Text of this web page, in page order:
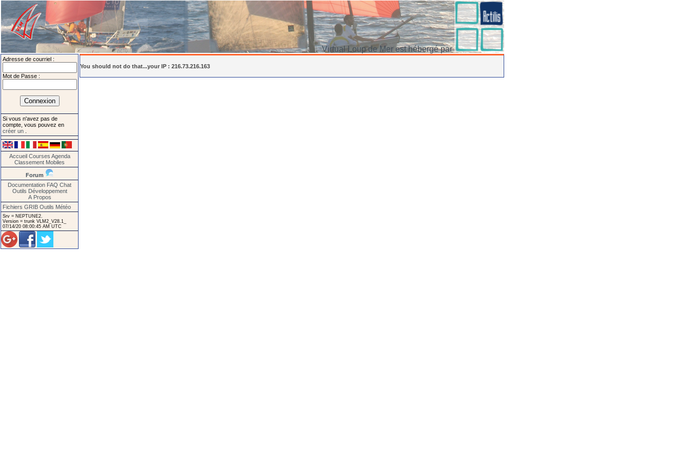
Virtual Loup de Mer est hébergé par
Adresse de courriel :
Mot de Passe :
Si vous n'avez pas de
compte, vous pouvez en
créer un
Accueil Courses Agenda
Classement Mobiles
Forum
Documentation FAQ Chat
Outils Développement
A Propos
Fichiers GRIB Outils Météo
Srv = NEPTUNE2.
Version = trunk VLM2_V28.1_
07/14/20 08:00:45 AM UTC
You should not do that...your IP : 216.73.216.163